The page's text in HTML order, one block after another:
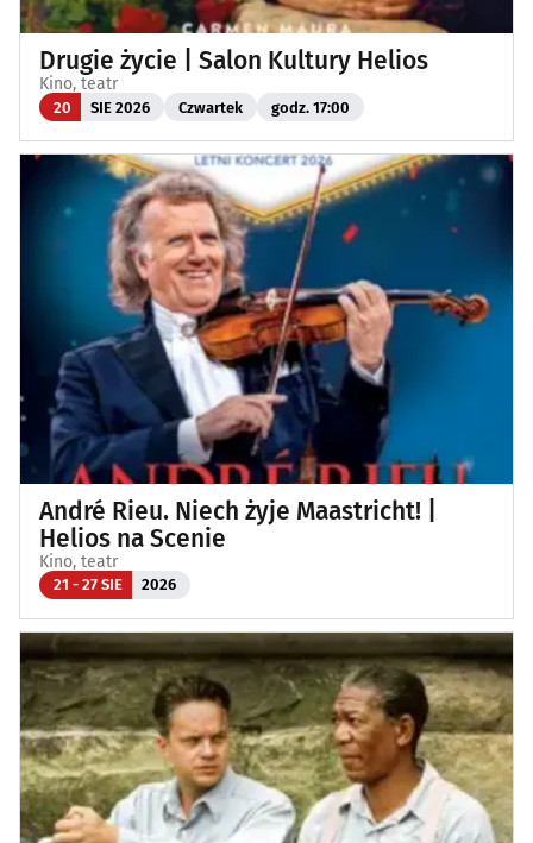
Drugie życie | Salon Kultury Helios
Kino, teatr
20 SIE 2026 Czwartek godz. 17:00
André Rieu. Niech żyje Maastricht! |
Helios na Scenie
Kino, teatr
21 - 27 SIE 2026